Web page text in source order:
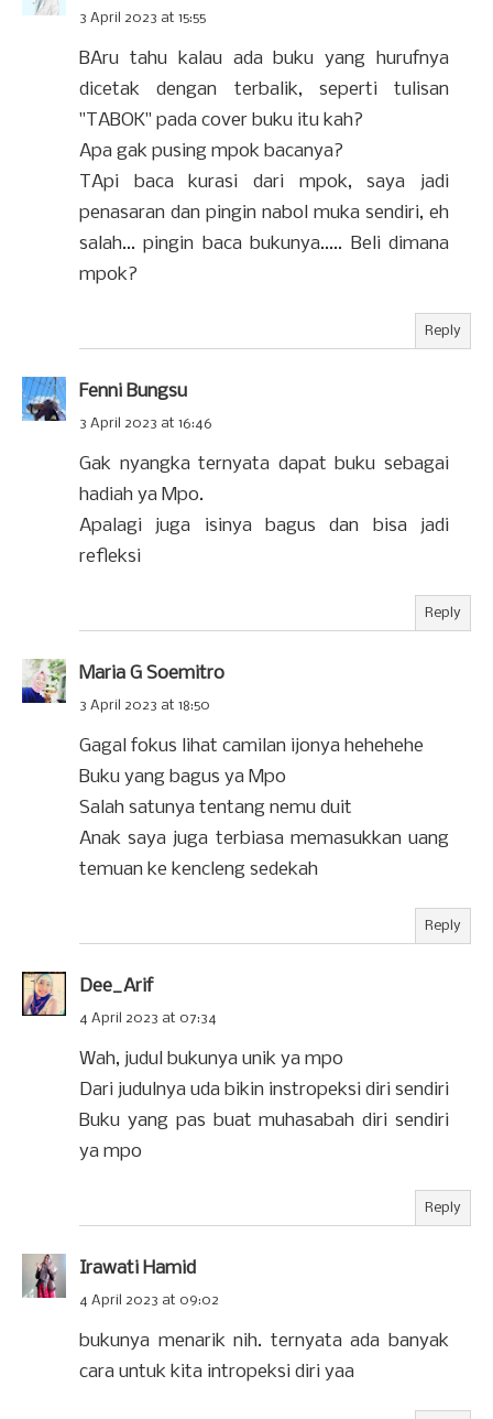
3 April 2023 at 15:55
BAru tahu kalau ada buku yang hurufnya
dicetak dengan terbalik, seperti tulisan
"TABOK" pada cover buku itu kah?
Apa gak pusing mpok bacanya?
TApi baca kurasi dari mpok, saya jadi
penasaran dan pingin nabol muka sendiri, eh
salah... pingin baca bukunya..... Beli dimana
mpok?
Reply
Fenni Bungsu
3 April 2023 at 16:46
Gak nyangka ternyata dapat buku sebagai
hadiah ya Mpo.
Apalagi juga isinya bagus dan bisa jadi
refleksi
Reply
Maria G Soemitro
3 April 2023 at 18:50
Gagal fokus lihat camilan ijonya hehehehe
Buku yang bagus ya Mpo
Salah satunya tentang nemu duit
Anak saya juga terbiasa memasukkan uang
temuan ke kencleng sedekah
Reply
Dee_Arif
4 April 2023 at 07:34
Wah, judul bukunya unik ya mpo
Dari judulnya uda bikin instropeksi diri sendiri
Buku yang pas buat muhasabah diri sendiri
ya mpo
Reply
Irawati Hamid
4 April 2023 at 09:02
bukunya menarik nih. ternyata ada banyak
cara untuk kita intropeksi diri yaa